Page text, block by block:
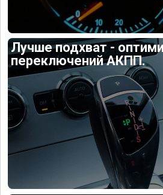
Лучше подхват -
переключений АКПП.